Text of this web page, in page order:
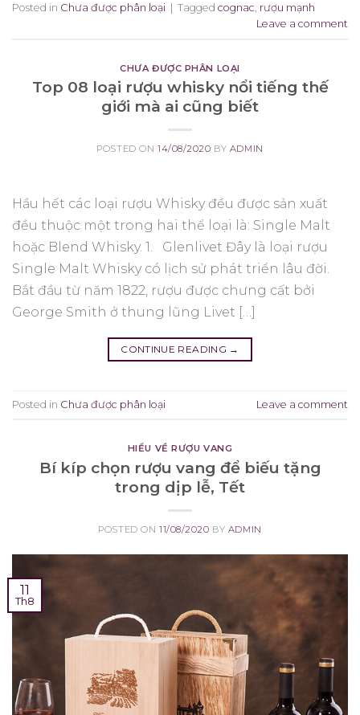
Posted in Chưa được phân loại Tagged cognac rượu mạnh
Leave a comment
CHƯA ĐƯỢC PHÂN LOẠI
Top 08 loại rượu whisky nổi tiếng thế
giới mà ai cũng biết
POSTED ON 14/08/2020 BY ADMIN
Hầu hết các loại rượu Whisky đều được sản xuất
đều thuộc một trong hai thể loại là: Single Malt
hoặc Blend Whisky. 1. Glenlivet Đây là loại rượu
Single Malt Whisky có lịch sử phát triển lâu đời.
Bắt đầu từ năm 1822, rượu được chưng cất bởi
George Smith ở thung lũng Livet […]
CONTINUE READING →
Posted in Chưa được phân loại Leave a comment
HIỂU VỀ RƯỢU VANG
Bí kíp chọn rượu vang để biếu tặng
trong dịp lễ, Tết
POSTED ON 11/08/2020 BY ADMIN
11
Th8